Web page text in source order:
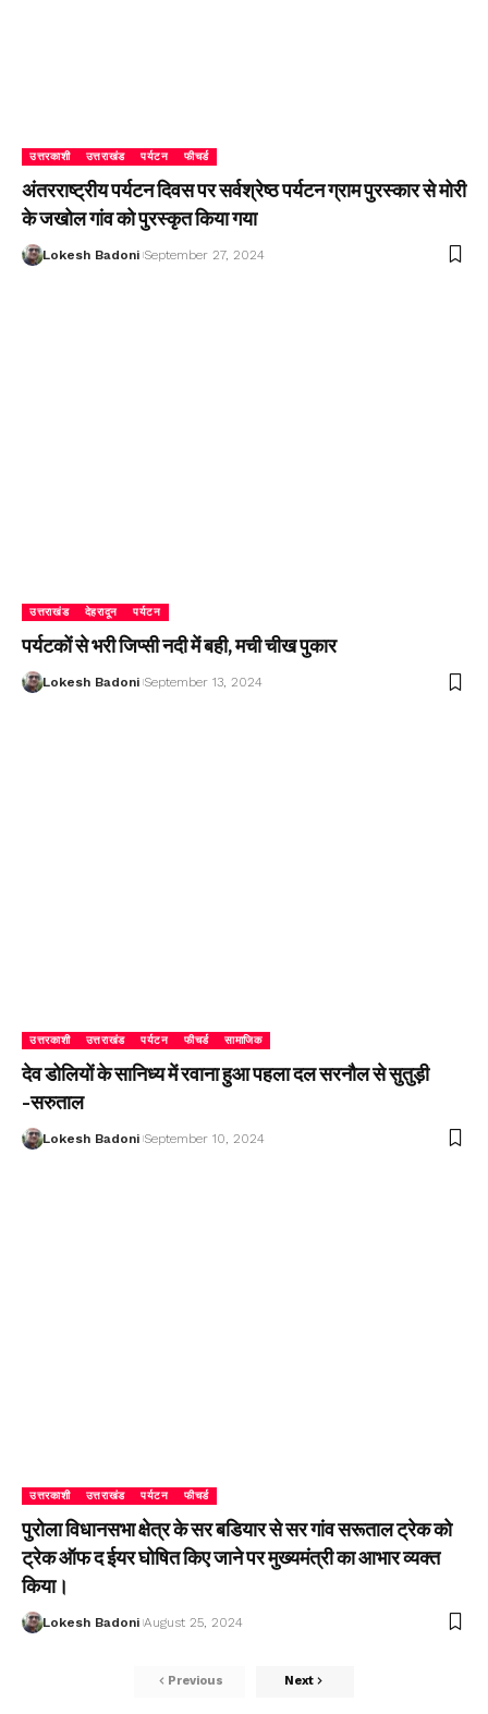
उत्तरकाशी उत्तराखंड पर्यटन फीचर्ड
अंतरराष्ट्रीय पर्यटन दिवस पर सर्वश्रेष्ठ पर्यटन ग्राम पुरस्कार से मोरी
के जखोल गांव को पुरस्कृत किया गया
Lokesh Badoni September 27, 2024
उत्तराखंड देहरादून पर्यटन
पर्यटकों से भरी जिप्सी नदी में बही, मची चीख पुकार
Lokesh Badoni September 13, 2024
उत्तरकाशी उत्तराखंड पर्यटन फीचर्ड सामाजिक
देव डोलियों के सानिध्य में रवाना हुआ पहला दल सरनौल से सुतुड़ी
-सरुताल
Lokesh Badoni September 10, 2024
उत्तरकाशी उत्तराखंड पर्यटन फीचर्ड
पुरोला विधानसभा क्षेत्र के सर बडियार से सर गांव सरूताल ट्रेक को
ट्रेक ऑफ द ईयर घोषित किए जाने पर मुख्यमंत्री का आभार व्यक्त
किया।
Lokesh Badoni August 25, 2024
Previous Next